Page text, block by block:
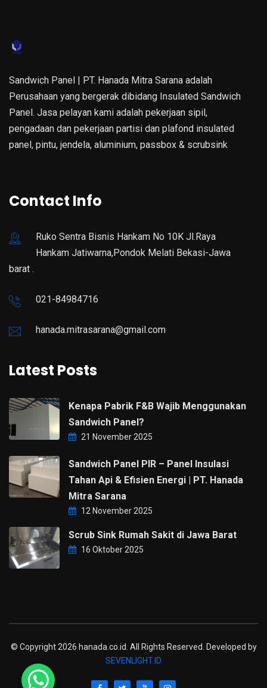
Sandwich Panel | PT. Hanada Mitra Sarana adalah
Perusahaan yang bergerak dibidang Insulated Sandwich
Panel. Jasa pelayan kami adalah pekerjaan sipil,
pengadaan dan pekerjaan partisi dan plafond insulated
panel, pintu, jendela, aluminium, passbox & scrubsink
Contact Info
Ruko Sentra Bisnis Hankam No 10K Jl.Raya
Hankam Jatiwarna,Pondok Melati Bekasi-Jawa
barat .
021-84984716
hanada.mitrasarana@gmail.com
Latest Posts
Kenapa Pabrik F&B Wajib Menggunakan
Sandwich Panel?
21 November 2025
Sandwich Panel PIR – Panel Insulasi
Tahan Api & Efisien Energi | PT. Hanada
Mitra Sarana
12 November 2025
Scrub Sink Rumah Sakit di Jawa Barat
16 Oktober 2025
© Copyright 2026 hanada.co.id. All Rights Reserved. Developed by
SEVENLIGHT.ID